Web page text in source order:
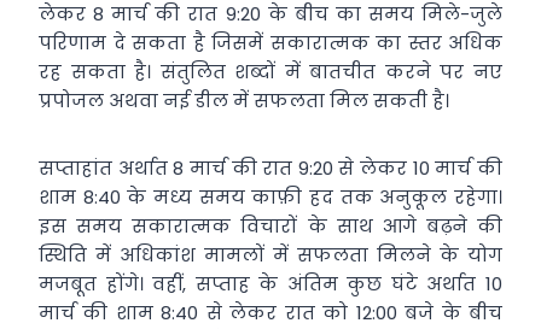
लेकर 8 मार्च की रात 9:20 के बीच का समय मिले-जुले
परिणाम दे सकता है जिसमें सकारात्मक का स्तर अधिक
रह सकता है। संतुलित शब्दों में बातचीत करने पर नए
प्रपोजल अथवा नई डील में सफलता मिल सकती है।
सप्ताहांत अर्थात 8 मार्च की रात 9:20 से लेकर 10 मार्च की
शाम 8:40 के मध्य समय काफ़ी हद तक अनुकूल रहेगा।
इस समय सकारात्मक विचारों के साथ आगे बढ़ने की
स्थिति में अधिकांश मामलों में सफलता मिलने के योग
मजबूत होंगे। वहीं, सप्ताह के अंतिम कुछ घंटे अर्थात 10
मार्च की शाम 8:40 से लेकर रात को 12:00 बजे के बीच